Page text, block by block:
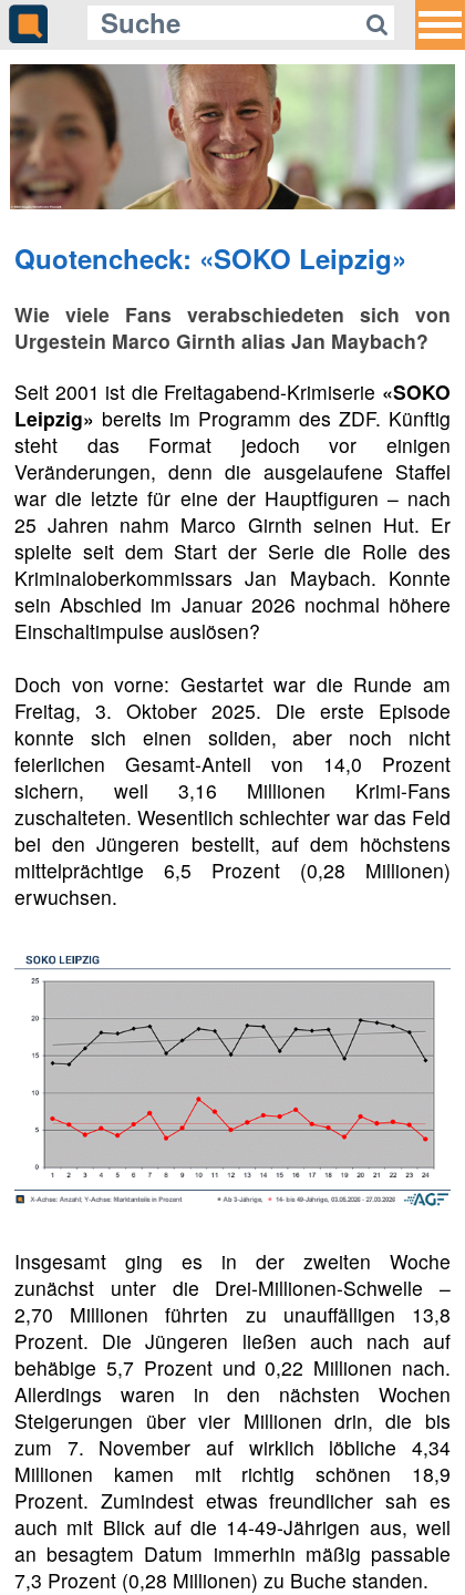
Gleich auf Quotenmeter:
CNN beleuchtet das private
Wettrennen ins All
Quotencheck: «SOKO Leipzig»
Wie viele Fans verabschiedeten sich von
Urgestein Marco Girnth alias Jan Maybach?
Seit 2001 ist die Freitagabend-Krimiserie «SOKO
Leipzig» bereits im Programm des ZDF. Künftig
steht das Format jedoch vor einigen
Veränderungen, denn die ausgelaufene Staffel
war die letzte für eine der Hauptfiguren – nach
25 Jahren nahm Marco Girnth seinen Hut. Er
spielte seit dem Start der Serie die Rolle des
Kriminaloberkommissars Jan Maybach. Konnte
sein Abschied im Januar 2026 nochmal höhere
Einschaltimpulse auslösen?
Doch von vorne: Gestartet war die Runde am
Freitag, 3. Oktober 2025. Die erste Episode
konnte sich einen soliden, aber noch nicht
feierlichen Gesamt-Anteil von 14,0 Prozent
sichern, weil 3,16 Millionen Krimi-Fans
zuschalteten. Wesentlich schlechter war das Feld
bei den Jüngeren bestellt, auf dem höchstens
mittelprächtige 6,5 Prozent (0,28 Millionen)
erwuchsen.
Insgesamt ging es in der zweiten Woche
zunächst unter die Drei-Millionen-Schwelle –
2,70 Millionen führten zu unauffälligen 13,8
Prozent. Die Jüngeren ließen auch nach auf
behäbige 5,7 Prozent und 0,22 Millionen nach.
Allerdings waren in den nächsten Wochen
Steigerungen über vier Millionen drin, die bis
zum 7. November auf wirklich löbliche 4,34
Millionen kamen mit richtig schönen 18,9
Prozent. Zumindest etwas freundlicher sah es
auch mit Blick auf die 14-49-Jährigen aus, weil
an besagtem Datum immerhin mäßig passable
7,3 Prozent (0,28 Millionen) zu Buche standen.